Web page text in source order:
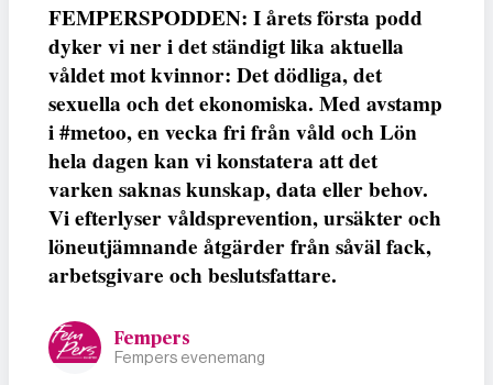
FEMPERSPODDEN: I årets första podd
dyker vi ner i det ständigt lika aktuella
våldet mot kvinnor: Det dödliga, det
sexuella och det ekonomiska. Med avstamp
i #metoo, en vecka fri från våld och Lön
hela dagen kan vi konstatera att det
varken saknas kunskap, data eller behov.
Vi efterlyser våldsprevention, ursäkter och
löneutjämnande åtgärder från såväl fack,
arbetsgivare och beslutsfattare.
Fempers
Fempers evenemang